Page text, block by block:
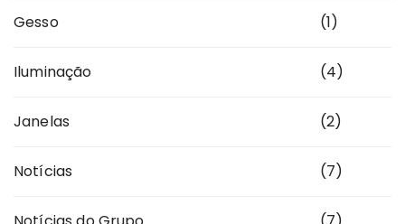
Gesso (1)
Iluminação (4)
Janelas (2)
Notícias (7)